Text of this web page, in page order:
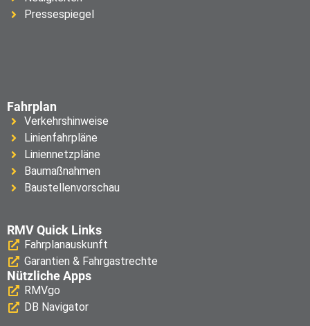
Pressespiegel
Fahrplan
Verkehrshinweise
Linienfahrpläne
Liniennetzpläne
Baumaßnahmen
Baustellenvorschau
RMV Quick Links
Fahrplanauskunft
Garantien & Fahrgastrechte
Nützliche Apps
RMVgo
DB Navigator